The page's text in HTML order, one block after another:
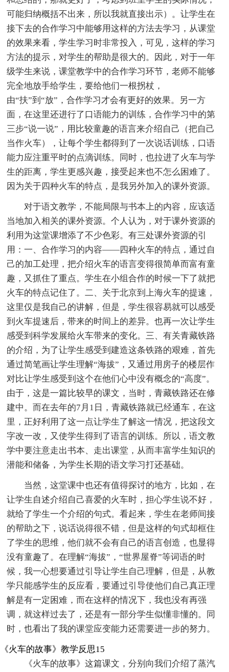
可能归纳概括不出来，所以我就直接出示）。让学生在
接下去的合作学习中能够用这样的方法去学习，从课堂
的效果来看，学生学习时非常投入，可见，这样的学习
方法的提示，对学生的帮助是很大的。因此，对于一年
级学生来说，课堂教学中的合作学习环节，老师不能够
完全地放手给学生，要给他们一根拐杖，
由“扶”到“放”，合作学习才会有更好的效果。另一方
面，在这里还进行了口语能力的训练，合作学习中的第
三步“说一说”，用比较童趣的语言来介绍自己（把自己
当作火车），让每个学生都得到了一次说话训练，口语
能力应注重平时的点滴训练。同时，也拉进了火车与学
生的距离，学生更感兴趣，接受起来也不怎么困难了。
因为关于四种火车的特点，是我另外加入的课外资源。
对于语文教学，不能局限与书本上的内容，应该适
当地加入相关的课外资源。个人认为，对于课外资源的
利用为这堂课增添了不少色彩。有三处课外资源的引
用：一、合作学习的内容——四种火车的特点，通过自
己的加工处理，把介绍火车的语言变得很简单而富有童
趣，又抓住了重点。学生在小组合作的时候一下了就把
火车的特点记住了。二、关于北京到上海火车的提速，
这里仅是我自己的讲解，但是，学生很容易就可以感受
到火车提速后，带来的时间上的差异。也再一次让学生
感受到科学发展给火车带来的变化。三、有关青藏铁路
的介绍，为了让学生感受到建造这条铁路的艰难，首先
通过简笔画让学生理解“海拔”，又通过用房子的楼层作
对比让学生感受到这个在他们心中没有概念的“高度”。
由于，这是一篇比较早的课文，当时，青藏铁路还在修
建中。而在去年的7月1日，青藏铁路就已经通车，在这
里，正好利用了这一点让学生了解这一情况，把这段文
字改一改，又使学生得到了语言的训练。所以，语文教
学中要注意走出书本、走出课堂，从而丰富学生知识的
潜能和储备，为学生长期的语文学习打还基础。
当然，这堂课中也还有值得探讨的地方，比如，在
让学生自述介绍自己喜爱的火车时，担心学生说不好，
就给了学生一个介绍的句式。看起来，学生在老师间接
的帮助之下，说话说得很不错，但是这样的句式却框住
了学生的思维，他们就不会有自己的语言创造，也显得
没有童趣了。在理解“海拔”，“世界屋脊”等词语的时
候，我一心想要通过引导让学生自己理解，但是，从教
学只能感学生的反应看，要通过引导使他们自己真正理
解是有一定困难，而在这样的情况下，我也没有再强
调，就这样过去了，还是有一部分学生似懂非懂的。同
时，也看出了我的课堂应变能力还需要进一步的努力。
《火车的故事》教学反思15
《火车的故事》这篇课文，分别向我们介绍了蒸汽